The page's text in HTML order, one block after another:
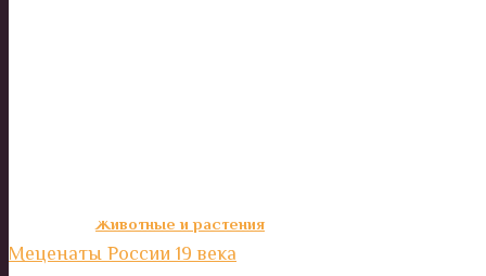
Животные и растения
Меценаты России 19 века